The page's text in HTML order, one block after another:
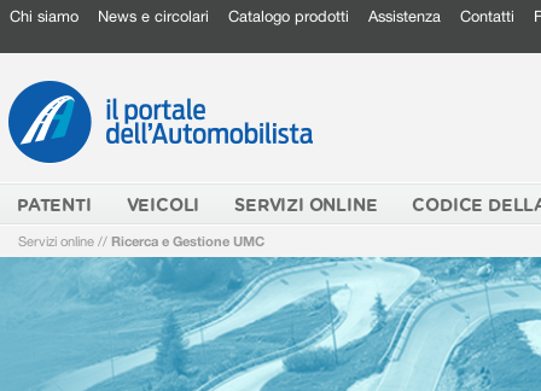
Chi siamo News e circolari Catalogo prodotti Assistenza Contatti
PATENTI VEICOLI SERVIZI ONLINE CODICE
Servizi online // Ricerca e Gestione UMC